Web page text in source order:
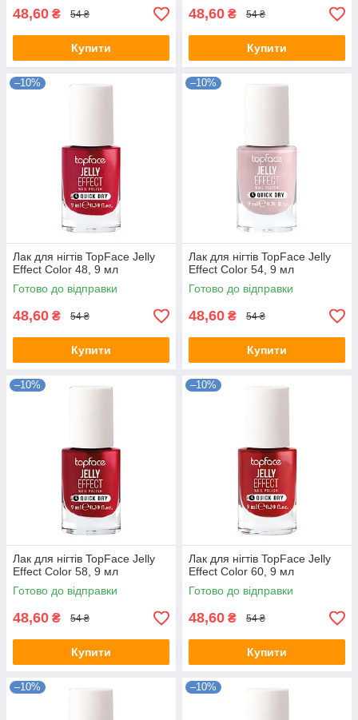
48,60 ₴ 54 ₴
Купити
48,60 ₴ 54 ₴
Купити
–10%
Лак для нігтів TopFace Jelly
Effect Color 48, 9 мл
Готово до відправки
48,60 ₴ 54 ₴
Купити
–10%
Лак для нігтів TopFace Jelly
Effect Color 54, 9 мл
Готово до відправки
48,60 ₴ 54 ₴
Купити
–10%
Лак для нігтів TopFace Jelly
Effect Color 58, 9 мл
Готово до відправки
48,60 ₴ 54 ₴
Купити
–10%
Лак для нігтів TopFace Jelly
Effect Color 60, 9 мл
Готово до відправки
48,60 ₴ 54 ₴
Купити
–10% –10%